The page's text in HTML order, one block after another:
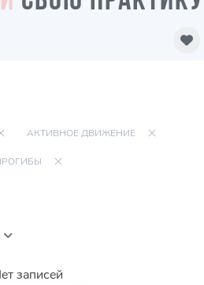
АКТИВНОЕ ДВИЖЕНИЕ
записей